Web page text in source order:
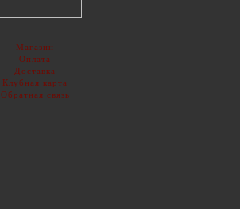
Магазин
Оплата
Доставка
Клубная карта
Обратная связь